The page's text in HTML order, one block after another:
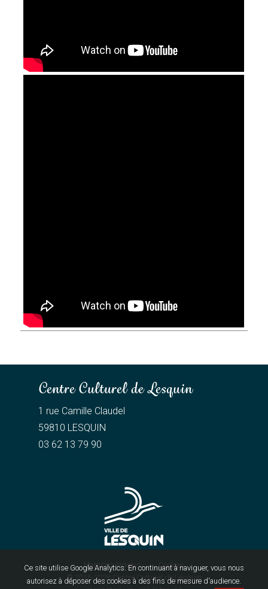
Ce site utilise Google Analytics. En continuant à naviguer, vous nous
autorisez à déposer des cookies à des fins de mesure d'audience.
Centre Culturel de Lesquin
1 rue Camille Claudel
59810 LESQUIN
03 62 13 79 90
Mentions légales
Cookies
© 2016-2026Centre Culturel de Lesquin